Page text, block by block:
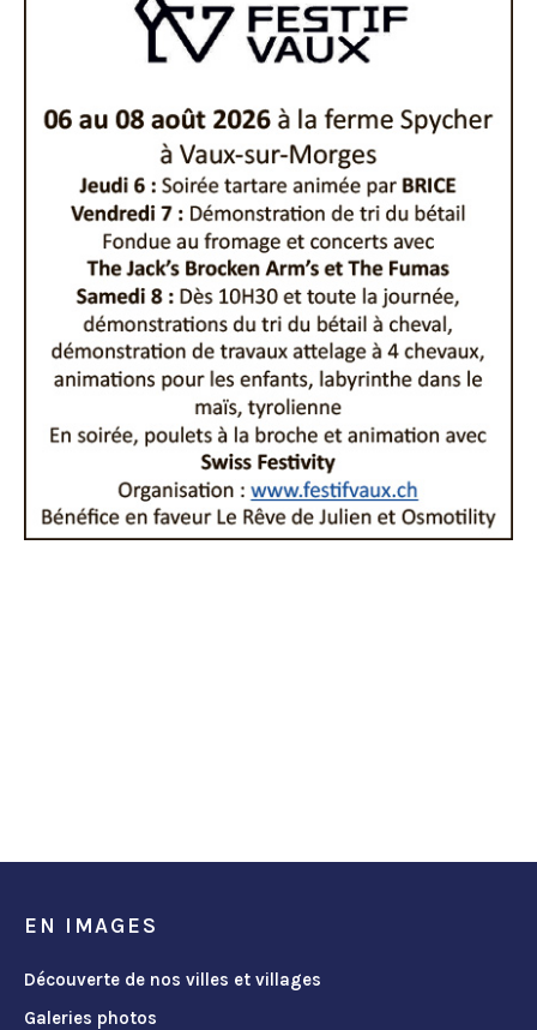
EN IMAGES
Découverte de nos villes et villages
Galeries photos